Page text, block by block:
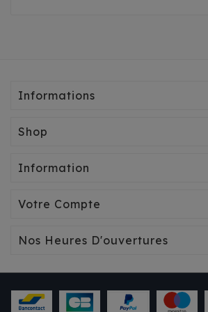
Informations
Shop
Information
Votre Compte
Nos Heures D'ouvertures